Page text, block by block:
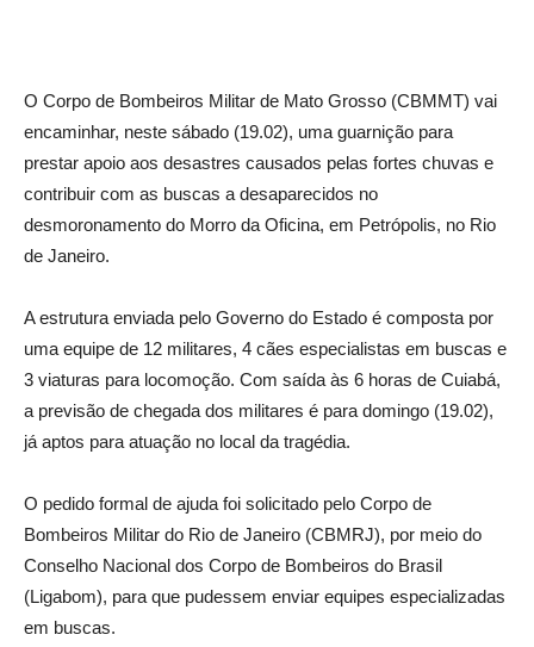
O Corpo de Bombeiros Militar de Mato Grosso (CBMMT) vai
encaminhar, neste sábado (19.02), uma guarnição para
prestar apoio aos desastres causados pelas fortes chuvas e
contribuir com as buscas a desaparecidos no
desmoronamento do Morro da Oficina, em Petrópolis, no Rio
de Janeiro.
A estrutura enviada pelo Governo do Estado é composta por
uma equipe de 12 militares, 4 cães especialistas em buscas e
3 viaturas para locomoção. Com saída às 6 horas de Cuiabá,
a previsão de chegada dos militares é para domingo (19.02),
já aptos para atuação no local da tragédia.
O pedido formal de ajuda foi solicitado pelo Corpo de
Bombeiros Militar do Rio de Janeiro (CBMRJ), por meio do
Conselho Nacional dos Corpo de Bombeiros do Brasil
(Ligabom), para que pudessem enviar equipes especializadas
em buscas.